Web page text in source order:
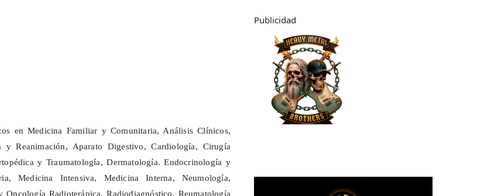
en Medicina Familiar y Comunitaria, Análisis Clínicos,
y Reanimación, Aparato Digestivo, Cardiología, Cirugía
y Traumatología, Dermatología. Endocrinología y
Medicina Intensiva, Medicina Interna, Neumología,
Radioterápica, Radiodiagnóstico, Reumatología
Publicidad